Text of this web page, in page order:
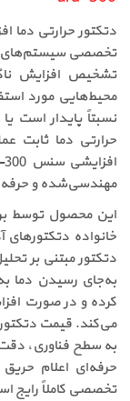
تخصصی سیستم‌های
تشخیص افزایش
محیط‌هایی مورد
نسبتاً پایدار است
حرارتی دما ثابت
مهندسی‌شده و
دتکتور مبتنی بر
به‌جای رسیدن دما
کرده و در صورت
به سطح فناوری، دقت
حرفه‌ای اعلام
تخصصی کاملاً رایج